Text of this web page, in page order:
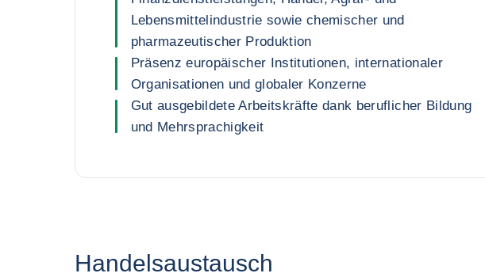
Lebensmittelindustrie sowie chemischer und
pharmazeutischer Produktion
Präsenz europäischer Institutionen, internationaler
Organisationen und globaler Konzerne
Gut ausgebildete Arbeitskräfte dank beruflicher Bildung
und Mehrsprachigkeit
Handelsaustausch